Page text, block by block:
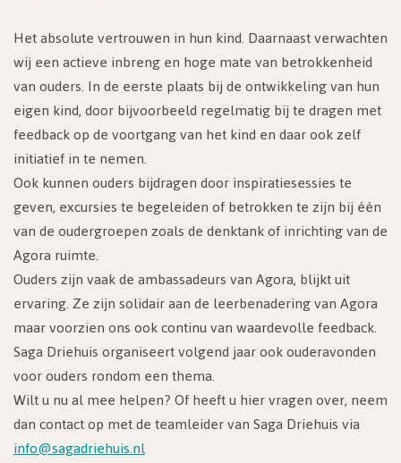
Het absolute vertrouwen in hun kind. Daarnaast verwachten
wij een actieve inbreng en hoge mate van betrokkenheid
van ouders. In de eerste plaats bij de ontwikkeling van hun
eigen kind, door bijvoorbeeld regelmatig bij te dragen met
feedback op de voortgang van het kind en daar ook zelf
initiatief in te nemen.
Ook kunnen ouders bijdragen door inspiratiesessies te
geven, excursies te begeleiden of betrokken te zijn bij één
van de oudergroepen zoals de denktank of inrichting van de
Agora ruimte.
Ouders zijn vaak de ambassadeurs van Agora, blijkt uit
ervaring. Ze zijn solidair aan de leerbenadering van Agora
maar voorzien ons ook continu van waardevolle feedback.
Saga Driehuis organiseert volgend jaar ook ouderavonden
voor ouders rondom een thema.
Wilt u nu al mee helpen? Of heeft u hier vragen over, neem
dan contact op met de teamleider van Saga Driehuis via
info@sagadriehuis.nl